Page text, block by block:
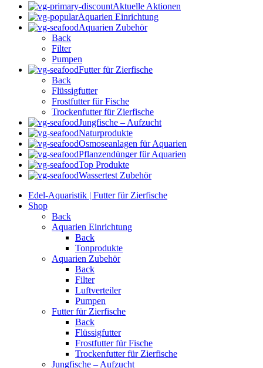
Aktuelle Aktionen
Aquarien Einrichtung
Aquarien Zubehör
Back
Filter
Pumpen
Futter für Zierfische
Back
Flüssigfutter
Frostfutter für Fische
Trockenfutter für Zierfische
Jungfische – Aufzucht
Naturprodukte
Osmoseanlagen für Aquarien
Pflanzendünger für Aquarien
Top Produkte
Wassertest Zubehör
Edel-Aquaristik | Futter für Zierfische
Shop
Back
Aquarien Einrichtung
Back
Tonprodukte
Aquarien Zubehör
Back
Filter
Luftverteiler
Pumpen
Futter für Zierfische
Back
Flüssigfutter
Frostfutter für Fische
Trockenfutter für Zierfische
Jungfische – Aufzucht